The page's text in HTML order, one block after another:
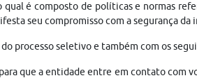
qual é composto de políticas e normas
seu compromisso com a segurança da
processo seletivo e também com os
que a entidade entre em contato com